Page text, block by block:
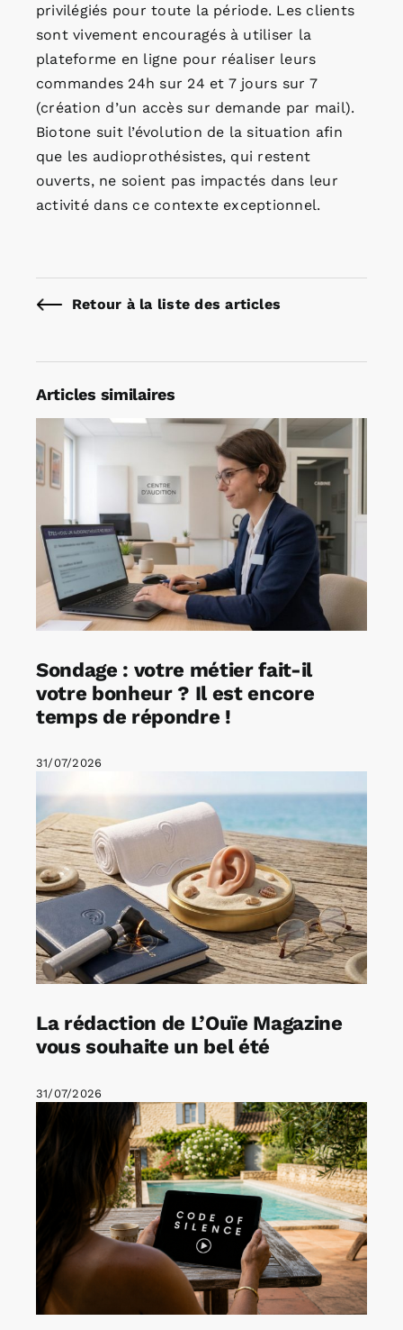
privilégiés pour toute la période. Les clients
sont vivement encouragés à utiliser la
plateforme en ligne pour réaliser leurs
commandes 24h sur 24 et 7 jours sur 7
(création d’un accès sur demande par mail).
Biotone suit l’évolution de la situation afin
que les audioprothésistes, qui restent
ouverts, ne soient pas impactés dans leur
activité dans ce contexte exceptionnel.
Retour à la liste des articles
Articles similaires
Sondage : votre métier fait-il
votre bonheur ? Il est encore
temps de répondre !
31/07/2026
La rédaction de L’Ouïe Magazine
vous souhaite un bel été
31/07/2026